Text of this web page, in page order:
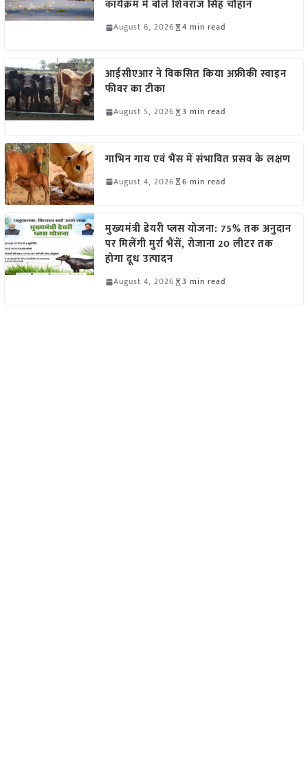
कार्यक्रम में बोले शिवराज सिंह चौहान
August 6, 2026 4 min read
आईसीएआर ने विकसित किया अफ्रीकी स्वाइन
फीवर का टीका
August 5, 2026 3 min read
गाभिन गाय एवं भैंस में संभावित प्रसव के लक्षण
August 4, 2026 6 min read
मुख्यमंत्री डेयरी प्लस योजना: 75% तक अनुदान
पर मिलेंगी मुर्रा भैंसें, रोजाना 20 लीटर तक
होगा दूध उत्पादन
August 4, 2026 3 min read